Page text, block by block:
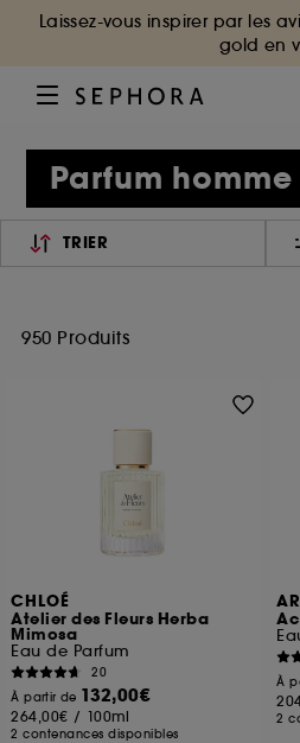
Laissez-vous inspirer par les
gold en
Parfum homme
TRIER
950 Produits
CHLOÉ
Atelier des Fleurs Herba
Mimosa
Eau de Parfum
20
À partir de 132,00€
264,00€ / 100ml
2 contenances disponibles
À
2